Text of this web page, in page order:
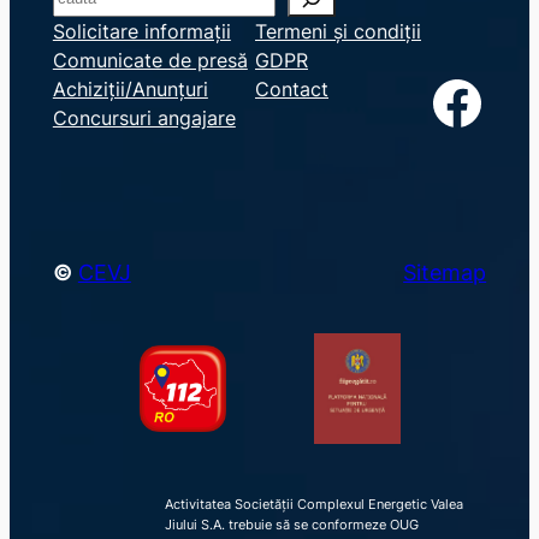
e
a
r
c
Solicitare informații
Comunicate de presă
Achiziții/Anunțuri
Concursuri angajare
Termeni și condiții
GDPR
Contact
Facebook
© CEVJ Sitemap
Activitatea Societății Complexul Energetic Valea
Jiului S.A. trebuie să se conformeze OUG